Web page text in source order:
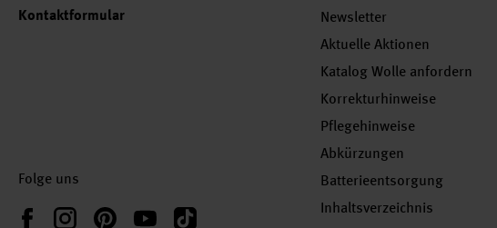
Kontaktformular
Folge uns
FacebookInstagramPinterestYouTubeTikTok
Newsletter
Aktuelle Aktionen
Katalog Wolle anfordern
Korrekturhinweise
Pflegehinweise
Abkürzungen
Batterieentsorgung
Inhaltsverzeichnis